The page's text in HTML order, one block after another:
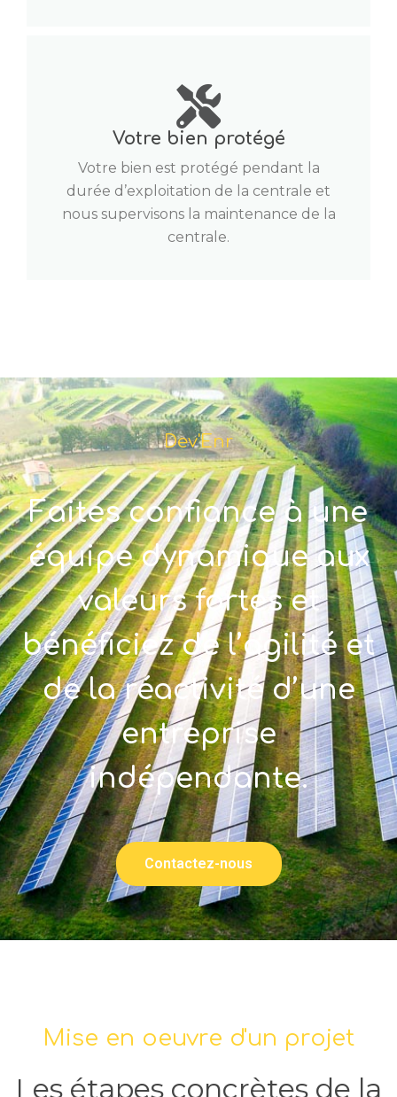
Votre bien protégé
Votre bien est protégé pendant la
durée d’exploitation de la centrale et
nous supervisons la maintenance de la
centrale.
Dev'Enr
Faites confiance à une
équipe dynamique aux
valeurs fortes et
bénéficiez de l’agilité et
de la réactivité d’une
entreprise
indépendante.
Contactez-nous
Mise en oeuvre d'un projet
Les étapes concrètes de la